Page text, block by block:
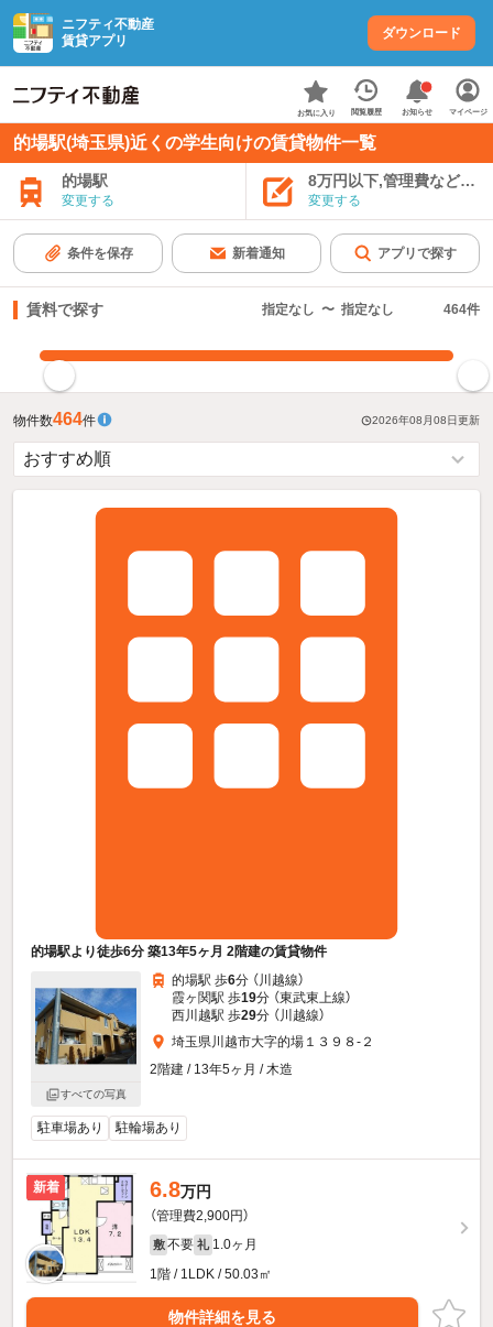
ニフティ不動産
賃貸アプリ
ダウンロード
お気に入り 閲覧履歴 お知らせ マイページ
的場駅(埼玉県)近くの学生向けの賃貸物件一覧
的場駅
変更する
8万円以下,管理費など込み
変更する
条件を保存 新着通知 アプリで探す
賃料で探す 指定なし 〜 指定なし 464件
物件数464件 2026年08月08日更新
的場駅より徒歩6分 築13年5ヶ月 2階建の賃貸物件
すべての写真
的場駅 歩6分 （川越線）
霞ヶ関駅 歩19分 （東武東上線）
西川越駅 歩29分 （川越線）
埼玉県川越市大字的場１３９８-２
2階建 / 13年5ヶ月 / 木造
駐車場あり 駐輪場あり
新着 6.8万円
（管理費2,900円）
敷 不要 礼 1.0ヶ月
1階 / 1LDK / 50.03㎡
物件詳細を見る